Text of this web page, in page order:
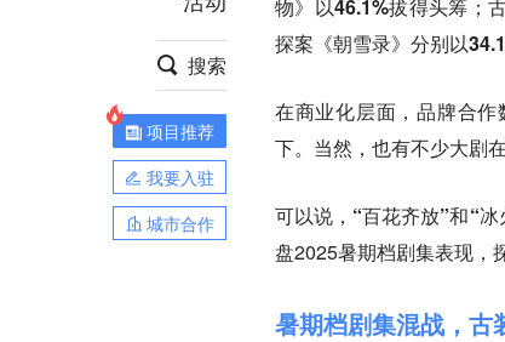
搜索
项目推荐
我要入驻
城市合作
物》以46.1%拔得头筹；
探案《朝雪录》分别以
在商业化层面，品牌合
下。当然，也有不少大剧
可以说， “百花齐放”和“
盘2025暑期档剧集表现，
暑期档剧集混战，古